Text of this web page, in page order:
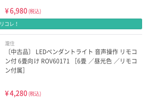
¥6,980 (税込)
リコレ！
瀧住
〔中古品〕 LEDペンダントライト 音声操作 リモコ
ン付 6畳向け ROV60171 ［6畳 ／昼光色 ／リモコ
ン付属］
¥4,280 (税込)